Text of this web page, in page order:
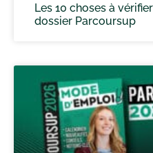
Les 10 choses à
dossier Parcoursup